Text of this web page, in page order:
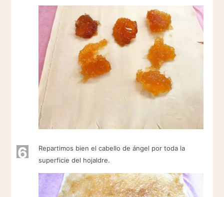
6
Repartimos bien el cabello de ángel por toda la
superficie del hojaldre.